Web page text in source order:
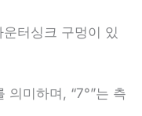
터싱크 구멍이 있
의미하며, “7°”는 측